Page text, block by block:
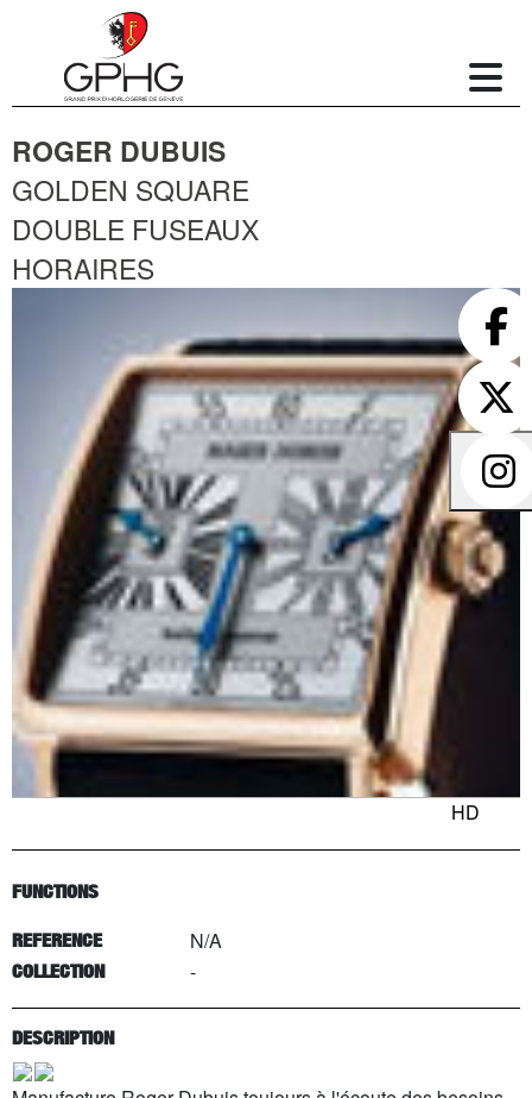
ROGER DUBUIS
GOLDEN SQUARE
DOUBLE FUSEAUX
HORAIRES
HD
FUNCTIONS
REFERENCE N/A
COLLECTION -
DESCRIPTION